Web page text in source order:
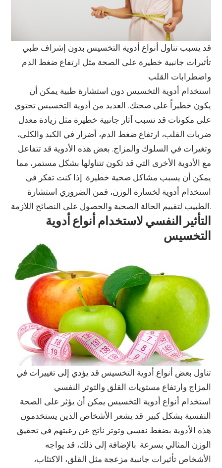
قد يسبب تناول أنواع أدوية التخسيس بدون إشراف طبي
تأثيرات جانبية خطيرة على الصحة مثل ارتفاع ضغط الدم
واضطرابات القلب
استخدام أدوية التخسيس دون استشارة طبية يمكن أن
يكون خطيراً على صحتك. العديد من أدوية التخسيس تحتوي
على مكونات قد تسبب آثار جانبية خطيرة مثل زيادة معدل
ضربات القلب، ارتفاع ضغط الدم، أضرار في الكبد والكلى،
وتغيرات في السلوك والمزاج. بعض هذه الأدوية قد تتفاعل
مع الأدوية الأخرى التي قد تكون تتناولها بشكل مستمر، مما
يمكن أن يسبب مشاكل صحية خطيرة. إذا كنت تفكر في
استخدام أدوية لخسارة الوزن، فمن الضروري استشارة
الطبيب لتقييم الحالة الصحية والحصول على النصائح اللازمة.
التأثير النفسي لاستخدام أنواع أدوية
التخسيس
تناول بعض أنواع أدوية التخسيس قد يؤدي إلى تغييرات في
المزاج وارتفاع مستويات القلق والتوتر النفسي
استخدام أنواع أدوية التخسيس يمكن أن يؤثر على الصحة
النفسية بشكل كبير. قد يشعر الأشخاص الذين يستخدمون
هذه الأدوية بضغط نفسي وتوتر ناتج عن رغبتهم في تحقيق
الوزن المثالي بسرعة. بالإضافة إلى ذلك، قد يواجه
الأشخاص تأثيرات جانبية مزعجة مثل القلق، الاكتئاب،